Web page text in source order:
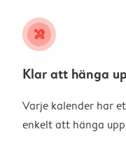
tools
Klar att hänga
Varje kalender har
enkelt att hänga